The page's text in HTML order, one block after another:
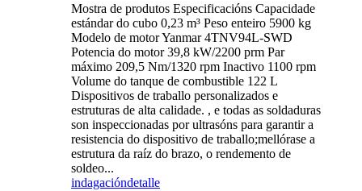
Mostra de produtos Especificacións Capacidade
estándar do cubo 0,23 m³ Peso enteiro 5900 kg
Modelo de motor Yanmar 4TNV94L-SWD
Potencia do motor 39,8 kW/2200 prm Par
máximo 209,5 Nm/1320 rpm Inactivo 1100 rpm
Volume do tanque de combustible 122 L
Dispositivos de traballo personalizados e
estruturas de alta calidade. , e todas as soldaduras
son inspeccionadas por ultrasóns para garantir a
resistencia do dispositivo de traballo;mellórase a
estrutura da raíz do brazo, o rendemento de
soldeo...
indagacióndetalle